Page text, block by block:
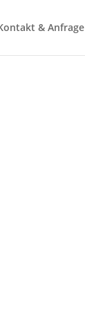
& Anfrage